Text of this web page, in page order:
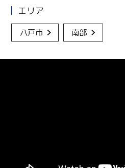
エリア
八戸市 南部